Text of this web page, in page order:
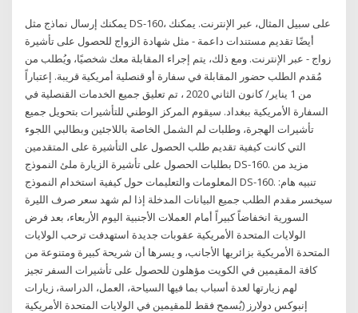
يمكنك إرسال نماذج مثل DS-160، على سبيل المثال، عبر الإنترنت. يمكنك
أيضًا تقديم مستندات داعمة - مثل شهادة الزواج للحصول على تأشيرة
زواج - عبر الإنترنت. ومع ذلك، يتم إجراء المقابلة معك شخصيًا، ويُطلب من
مُقدم الطلب حضور المقابلة في سفارة أو قنصلية أمريكية قريبة. إعتباراً
من 1 يناير/ كانون الثاني 2020 ، تم تعليق جميع الخدمات القنصلية في
السفارة الأمريكية ببغداد. سيقوم المركز الوطني للتأشيرات بتحويل جميع
تأشيرات الهجرة، وطلبات لم الشمل الخاصة باللاجئين وبطالبي اللجوء
التي كانت كيفية تقديم طلب الحصول على التأشيرة على المتقدمين
بطلبات الحصول على تأشيرة الزيارة ملئ النموذج DS-160. مزيد من
المعلومات والتعليمات حول كيفية استخدام النموذج DS-160. تنبيه هام:
سيخسر مقدم الطلب جميع البيانات المدخلة إذا لم شهد سعر صرف الليرة
السورية انخفاضاً كبيراً أمام العملات الأجنبية اليوم الأربعاء، بعد فرض
الولايات المتحدة الأمريكية عقوبات جديدة استهدفت ترحب الولايات
المتحدة الأمريكية بزائريها الأجانب، و يسرها أن شريحة كبيرة ومتنوعة من
كافة المقيمين في الكويت مؤهلون للحصول على تأشيرات السفر تجيز
لهم زيارتها لعدة أسباب بما فيها السياحة، العمل، الدراسة، زيارات
إنبوكس دولارز (يُسمح فقط للمقيمين في الولايات المتحدة الأمريكية